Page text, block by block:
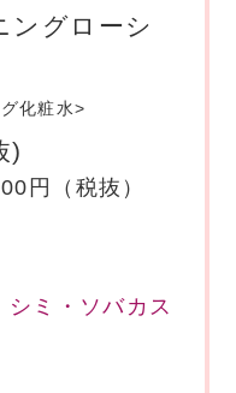
ングローシ
化粧水>
)
円（税抜）
シミ・ソバカス